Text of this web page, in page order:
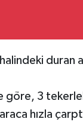
duran
göre, 3
hızla